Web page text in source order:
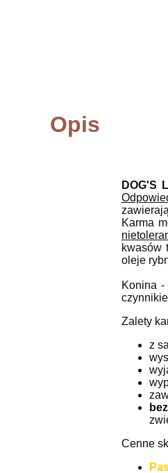
Opis
DOG'S
Karma
kwasów
oleje
Konina -
Zalety
z
w
w
z
Cenne